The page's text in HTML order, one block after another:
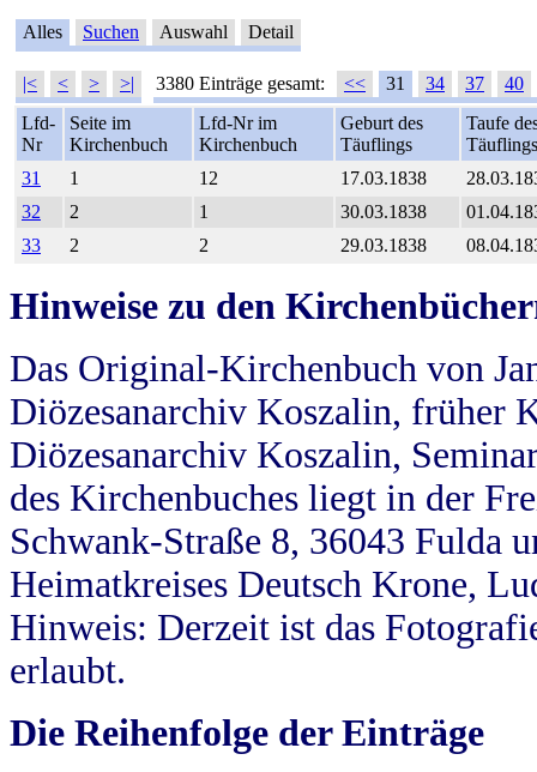
Alles Suchen Auswahl Detail
|< < > >| 3380 Einträge gesamt: << 31 34 37
40
Lfd-
Nr
Seite im
Kirchenbuch
Lfd-Nr im
Kirchenbuch
Geburt des
Täuflings
Taufe
Täuflings
31
1 12 17.03.1838
32
2 1 30.03.1838
33
2 2 29.03.1838
Hinweise zu den
Das Original-Kirchenbuch von
Diözesanarchiv Koszalin, früher
Diözesanarchiv Koszalin,
des Kirchenbuches liegt in der
Schwank-Straße 8, 36043 Fulda
Heimatkreises Deutsch Krone,
Hinweis: Derzeit ist das
erlaubt.
Die Reihenfolge der Einträge